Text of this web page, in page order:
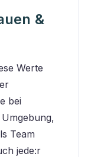
&
Werte
bei
Team
jede:r